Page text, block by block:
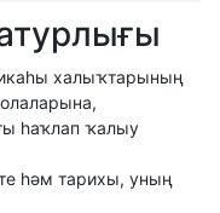
халыҡтарының
һаҡлап ҡалыу
һәм тарихы, уның